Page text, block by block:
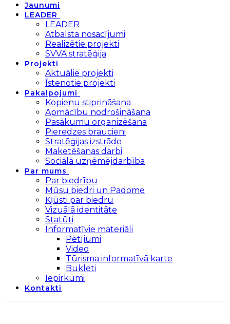
Jaunumi
LEADER
LEADER
Atbalsta nosacījumi
Realizētie projekti
SVVA stratēģija
Projekti
Aktuālie projekti
Īstenotie projekti
Pakalpojumi
Kopienu stiprināšana
Apmācību nodrošināšana
Pasākumu organizēšana
Pieredzes braucieni
Stratēģijas izstrāde
Maketēšanas darbi
Sociālā uzņēmējdarbība
Par mums
Par biedrību
Mūsu biedri un Padome
Kļūsti par biedru
Vizuālā identitāte
Statūti
Informatīvie materiāli
Pētījumi
Video
Tūrisma informatīvā karte
Bukleti
Iepirkumi
Kontakti